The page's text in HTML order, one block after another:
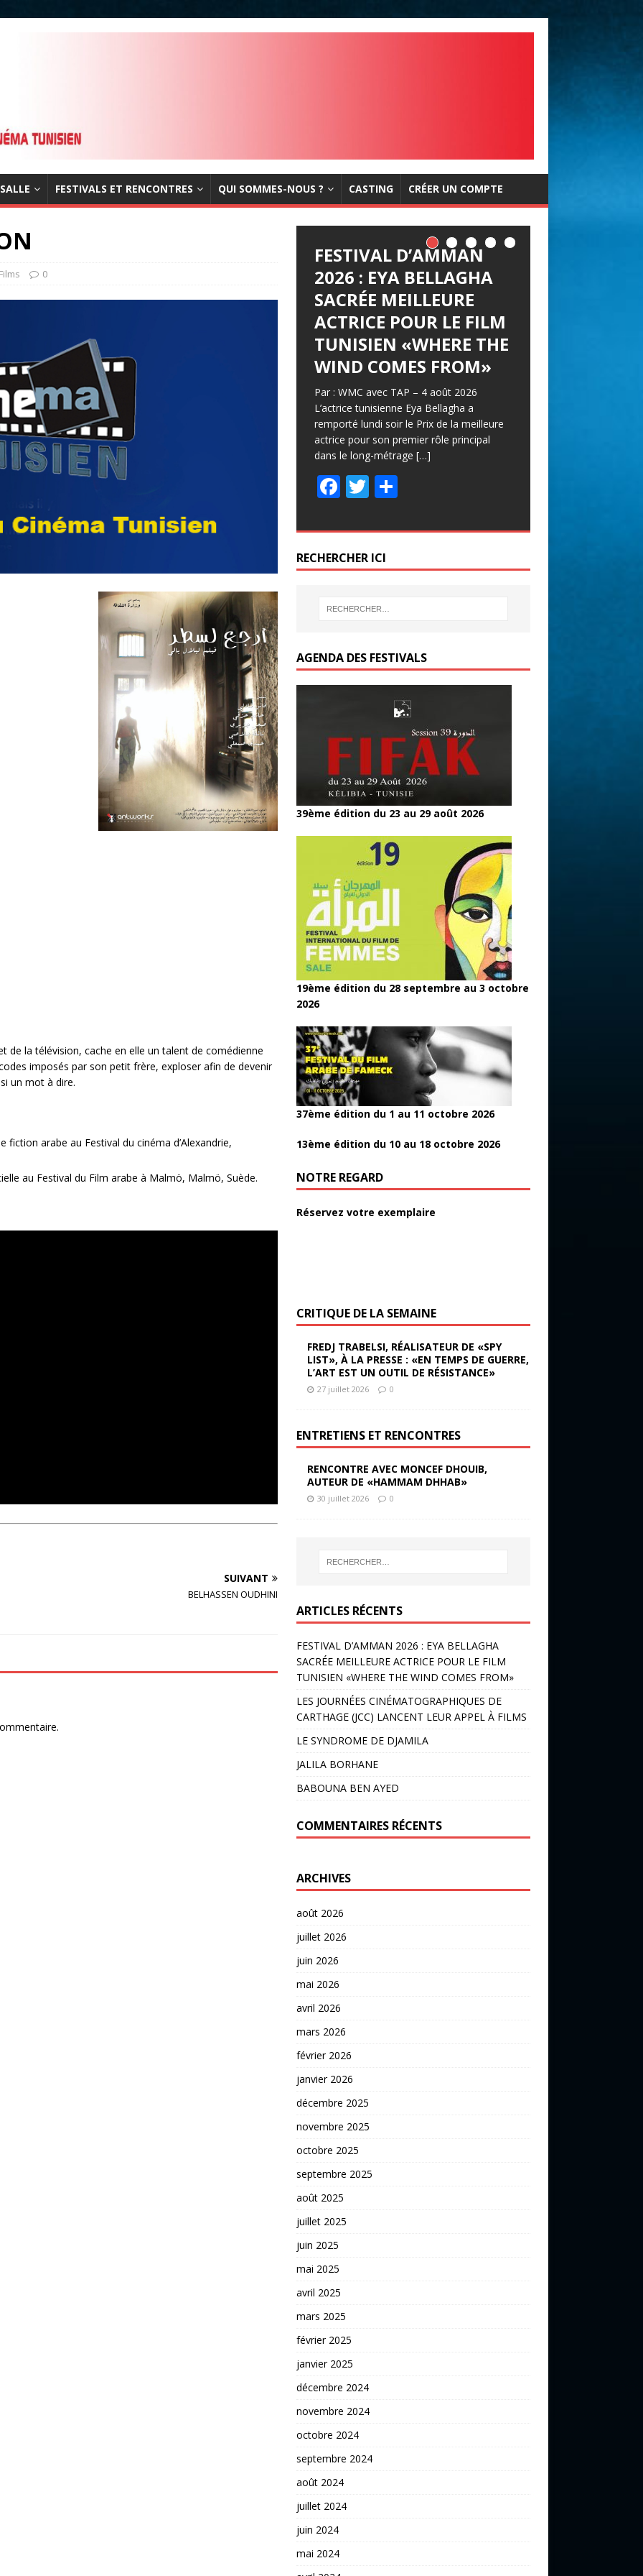
FESTIVALS ET RENCONTRES QUI SOMMES-NOUS ? CASTING CRÉER UN COMPTE
Films 0
de la télévision, cache en elle un talent de comédienne
imposés par son petit frère, exploser afin de devenir
un mot à dire.
fiction arabe au Festival du cinéma d’Alexandrie,
au Festival du Film arabe à Malmö, Malmö, Suède.
SUIVANT
BELHASSEN OUDHINI
FESTIVAL D’AMMAN
2026 : EYA BELLAGHA
SACRÉE MEILLEURE
ACTRICE POUR LE FILM
TUNISIEN «WHERE THE
WIND COMES FROM»
Par : WMC avec TAP – 4 août 2026
L’actrice tunisienne Eya Bellagha a
remporté lundi soir le Prix de la meilleure
actrice pour son premier rôle principal
dans le long-métrage […]
F
e
b
o
o
T
itt
er
P
ta
er
RECHERCHER ICI
AGENDA DES FESTIVALS
39ème édition du 23 au 29 août 2026
19ème édition du 28 septembre au 3 octobre
2026
37ème édition du 1 au 11 octobre 2026
13ème édition du 10 au 18 octobre 2026
NOTRE REGARD
Réservez votre exemplaire
CRITIQUE DE LA SEMAINE
FREDJ TRABELSI, RÉALISATEUR DE «SPY
LIST», À LA PRESSE : «EN TEMPS DE GUERRE,
L’ART EST UN OUTIL DE RÉSISTANCE»
27 juillet 2026 0
ENTRETIENS ET RENCONTRES
RENCONTRE AVEC MONCEF DHOUIB,
AUTEUR DE «HAMMAM DHHAB»
30 juillet 2026 0
ARTICLES RÉCENTS
FESTIVAL D’AMMAN 2026 : EYA BELLAGHA
SACRÉE MEILLEURE ACTRICE POUR LE FILM
TUNISIEN «WHERE THE WIND COMES FROM»
LES JOURNÉES CINÉMATOGRAPHIQUES DE
CARTHAGE (JCC) LANCENT LEUR APPEL À FILMS
LE SYNDROME DE DJAMILA
JALILA BORHANE
BABOUNA BEN AYED
COMMENTAIRES RÉCENTS
ARCHIVES
août 2026
juillet 2026
juin 2026
mai 2026
avril 2026
mars 2026
février 2026
janvier 2026
décembre 2025
novembre 2025
octobre 2025
septembre 2025
août 2025
juillet 2025
juin 2025
mai 2025
avril 2025
mars 2025
février 2025
janvier 2025
décembre 2024
novembre 2024
octobre 2024
septembre 2024
août 2024
juillet 2024
juin 2024
mai 2024